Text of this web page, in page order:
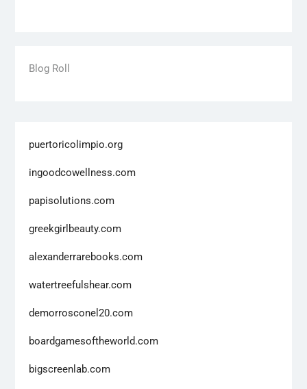
Blog Roll
puertoricolimpio.org
ingoodcowellness.com
papisolutions.com
greekgirlbeauty.com
alexanderrarebooks.com
watertreefulshear.com
demorrosconel20.com
boardgamesoftheworld.com
bigscreenlab.com